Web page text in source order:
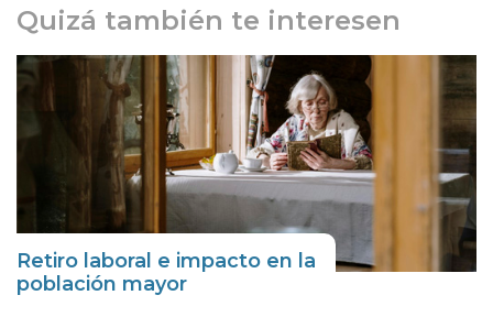
Quizá también te interesen
Retiro laboral e impacto en la
población mayor